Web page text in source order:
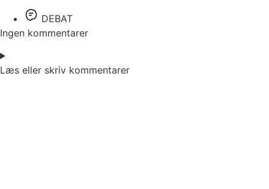
DEBAT
Ingen kommentarer
Læs eller skriv kommentarer